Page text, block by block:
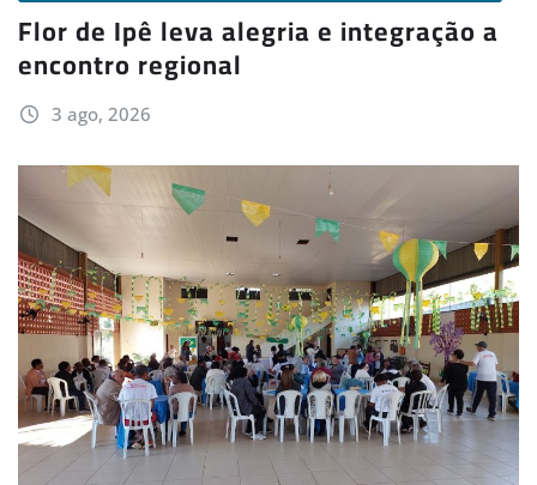
Flor de Ipê leva alegria e integração a
encontro regional
3 ago, 2026